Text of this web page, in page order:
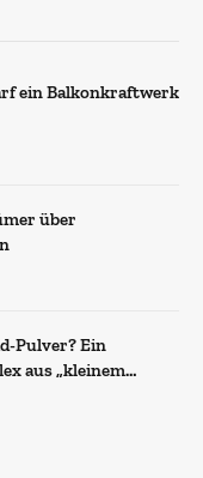
ein Balkonkraftwerk
über
Pulver? Ein
aus „kleinem